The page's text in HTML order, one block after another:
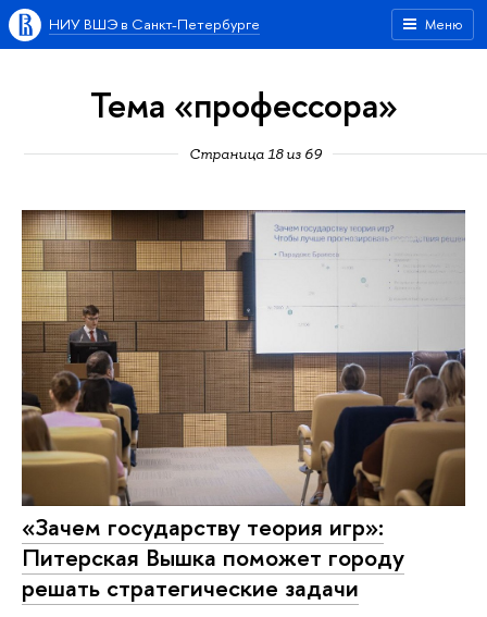
Меню
НИУ ВШЭ в Санкт-Петербурге
Тема «профессора»
Страница 18 из 69
«Зачем государству теория игр»:
Питерская Вышка поможет городу
решать стратегические задачи